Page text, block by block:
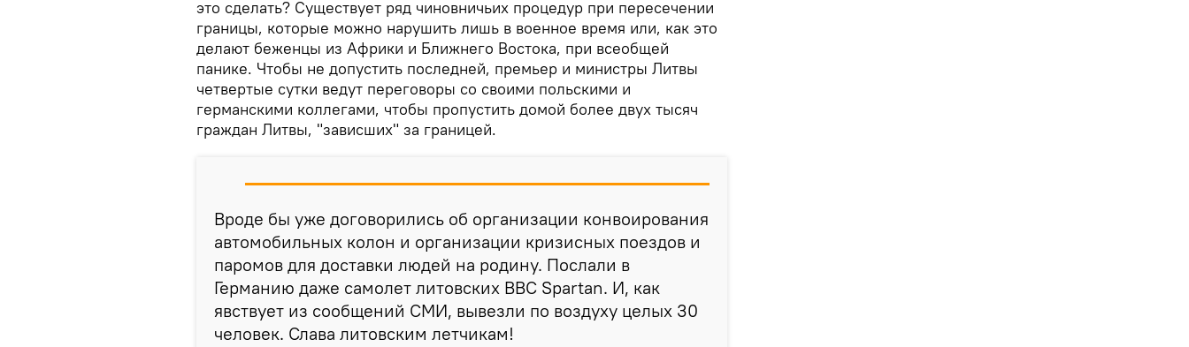
это сделать? Существует ряд чиновничьих процедур при пересечении
границы, которые можно нарушить лишь в военное время или, как это
делают беженцы из Африки и Ближнего Востока, при всеобщей
панике. Чтобы не допустить последней, премьер и министры Литвы
четвертые сутки ведут переговоры со своими польскими и
германскими коллегами, чтобы пропустить домой более двух тысяч
граждан Литвы, "зависших" за границей.
Вроде бы уже договорились об организации конвоирования
автомобильных колон и организации кризисных поездов и
паромов для доставки людей на родину. Послали в
Германию даже самолет литовских ВВС Spartan. И, как
явствует из сообщений СМИ, вывезли по воздуху целых 30
человек. Слава литовским летчикам!